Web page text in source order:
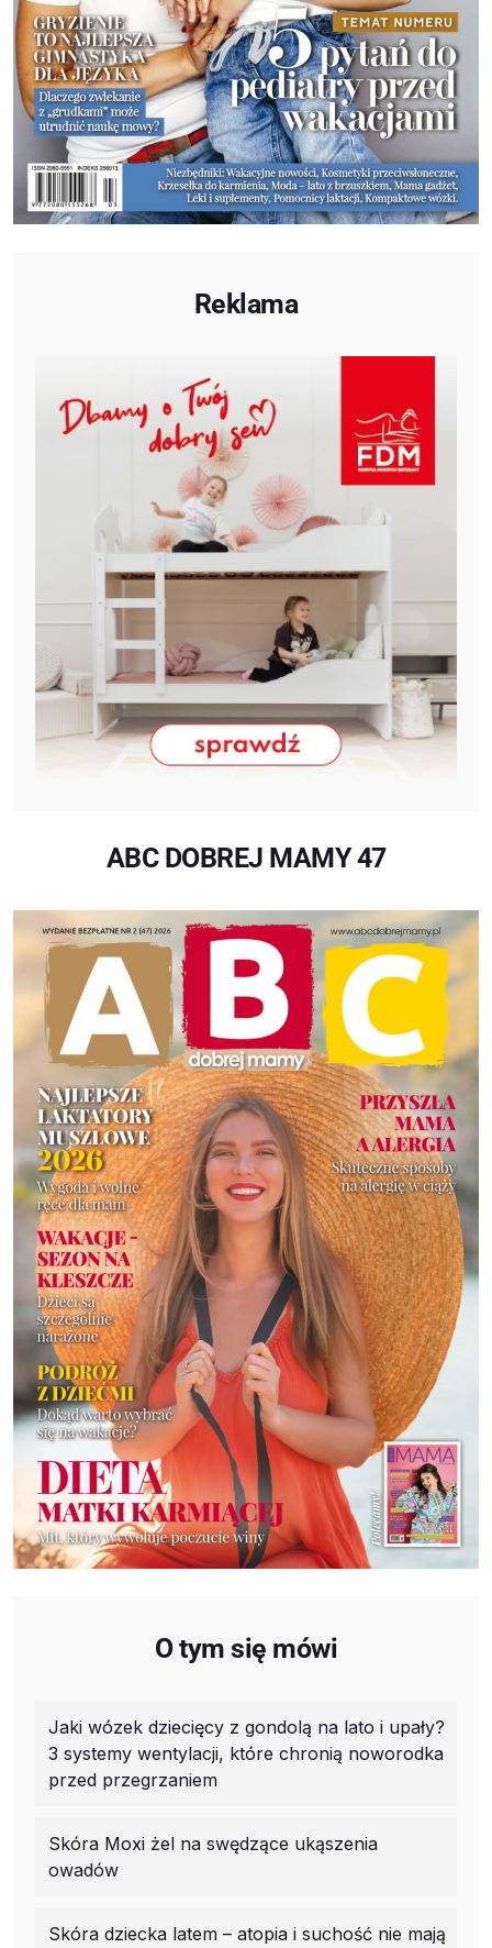
Reklama
ABC DOBREJ MAMY 47
O tym się mówi
Jaki wózek dziecięcy z gondolą na lato i upały?
3 systemy wentylacji, które chronią noworodka
przed przegrzaniem
Skóra Moxi żel na swędzące ukąszenia
owadów
Skóra dziecka latem – atopia i suchość nie mają